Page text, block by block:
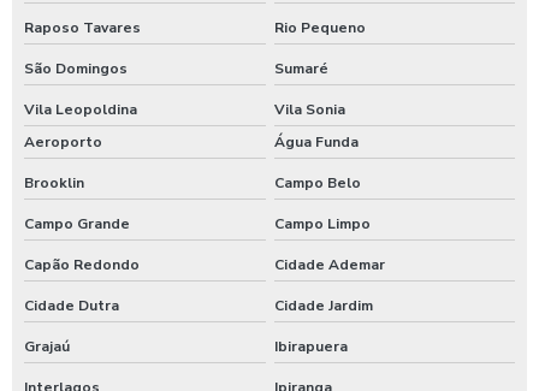
Empresas de alimentação saudável
Empresas de alimentação terceirizadas
Empresas de comida empresarial
Empresas de refeição coletiva sp
Empresas de refeições terceirizadas
Empresas de refeições transportadas
Raposo Tavares Rio Pequeno
São Domingos Sumaré
Vila Leopoldina
Vila Sonia
Aeroporto
Água Funda
Brooklin Campo Belo
Campo Grande Campo Limpo
Capão Redondo Cidade Ademar
Cidade Dutra Cidade Jardim
Grajaú Ibirapuera